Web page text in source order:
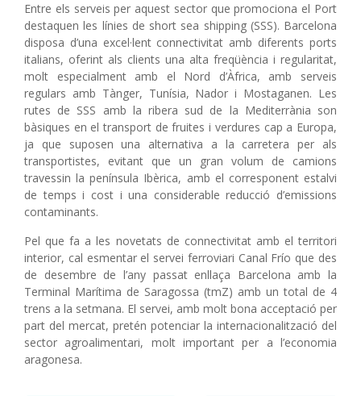
Entre els serveis per aquest sector que promociona el Port
destaquen les línies de short sea shipping (SSS). Barcelona
disposa d’una excel·lent connectivitat amb diferents ports
italians, oferint als clients una alta freqüència i regularitat,
molt especialment amb el Nord d’Àfrica, amb serveis
regulars amb Tànger, Tunísia, Nador i Mostaganen. Les
rutes de SSS amb la ribera sud de la Mediterrània son
bàsiques en el transport de fruites i verdures cap a Europa,
ja que suposen una alternativa a la carretera per als
transportistes, evitant que un gran volum de camions
travessin la península Ibèrica, amb el corresponent estalvi
de temps i cost i una considerable reducció d’emissions
contaminants.
Pel que fa a les novetats de connectivitat amb el territori
interior, cal esmentar el servei ferroviari Canal Frío que des
de desembre de l’any passat enllaça Barcelona amb la
Terminal Marítima de Saragossa (tmZ) amb un total de 4
trens a la setmana. El servei, amb molt bona acceptació per
part del mercat, pretén potenciar la internacionalització del
sector agroalimentari, molt important per a l’economia
aragonesa.